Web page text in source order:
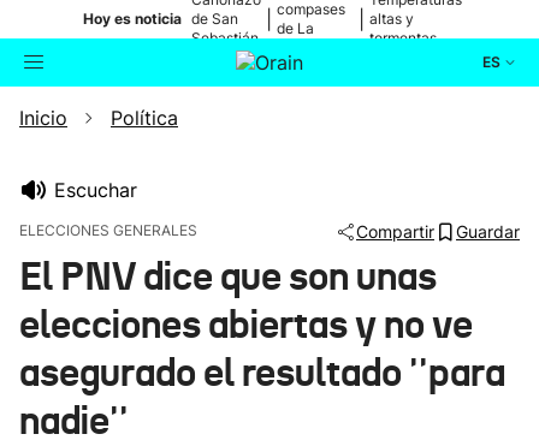
Hoy es noticia de San
Sebastián
compases
de La
altas y
tormentas
ES
Buscador
Ikusmiran
Eguraldia
Inicio Política
Escuchar
ELECCIONES GENERALES Compartir Guardar
El PNV dice que son unas
elecciones abiertas y no ve
asegurado el resultado ''para
nadie''